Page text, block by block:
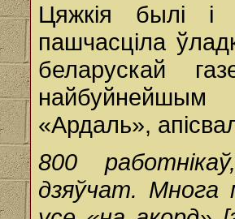
Цяжкія былі
пашчасціла
беларускай
«Ардаль»,
800
дзяўчат. Многа